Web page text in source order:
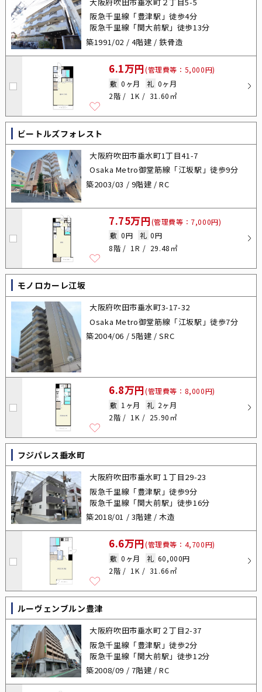
阪急千里線「豊津駅」徒歩4分
阪急千里線「関大前駅」徒歩13分
築1991/02 / 4階建 / 鉄骨造
6.1万円(管理費等：5,000円)
敷 0ヶ月 礼 0ヶ月
2階
1K 31.60㎡
ビートルズフォレスト
大阪府吹田市垂水町1丁目41-7
Osaka Metro御堂筋線「江坂駅」徒歩9分
築2003/03 / 9階建 / RC
7.75万円(管理費等：7,000円)
敷 0円 礼 0円
8階
1R 29.48㎡
モノロカーレ江坂
大阪府吹田市垂水町3-17-32
Osaka Metro御堂筋線「江坂駅」徒歩7分
築2004/06 / 5階建 / SRC
6.8万円(管理費等：8,000円)
敷 1ヶ月 礼 2ヶ月
2階
1K 25.90㎡
フジパレス垂水町
大阪府吹田市垂水町１丁目29-23
阪急千里線「豊津駅」徒歩9分
阪急千里線「関大前駅」徒歩16分
築2018/01 / 3階建 / 木造
6.6万円(管理費等：4,700円)
敷 0ヶ月 礼 60,000円
2階
1K 31.66㎡
ルーヴェンブルン豊津
大阪府吹田市垂水町２丁目2-37
阪急千里線「豊津駅」徒歩2分
阪急千里線「関大前駅」徒歩12分
築2008/09 / 7階建 / RC